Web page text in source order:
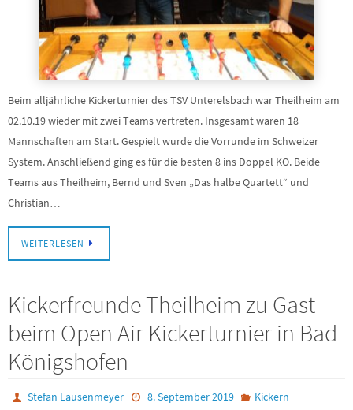
Beim alljährliche Kickerturnier des TSV Unterelsbach war Theilheim am
02.10.19 wieder mit zwei Teams vertreten. Insgesamt waren 18
Mannschaften am Start. Gespielt wurde die Vorrunde im Schweizer
System. Anschließend ging es für die besten 8 ins Doppel KO. Beide
Teams aus Theilheim, Bernd und Sven „Das halbe Quartett“ und
Christian…
WEITERLESEN
Kickerfreunde Theilheim zu Gast
beim Open Air Kickerturnier in Bad
Königshofen
Stefan Lausenmeyer 8. September 2019 Kickern